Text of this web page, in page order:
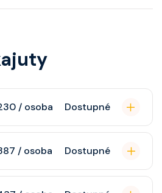
/ osoba Dostupné
pohovku,
se
/ osoba Dostupné
poskytuje